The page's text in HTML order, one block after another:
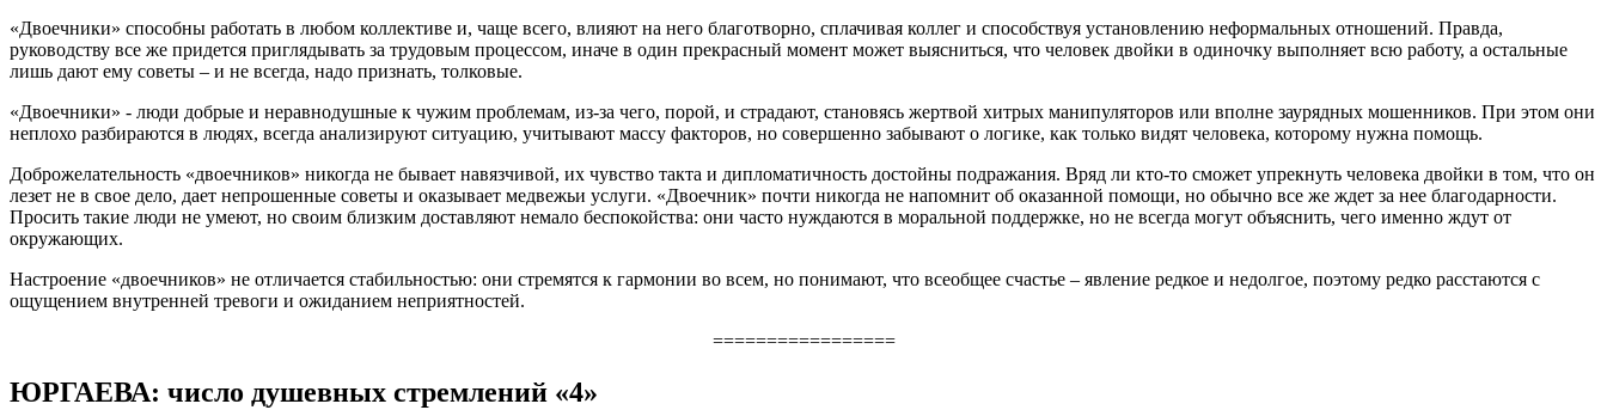
«Двоечники» способны работать в любом коллективе и, чаще всего, влияют на него благотворно, сплачивая коллег и способствуя установлению неформальных отношений. Правда,
руководству все же придется приглядывать за трудовым процессом, иначе в один прекрасный момент может выясниться, что человек двойки в одиночку выполняет всю работу, а остальные
лишь дают ему советы – и не всегда, надо признать, толковые.
«Двоечники» - люди добрые и неравнодушные к чужим проблемам, из-за чего, порой, и страдают, становясь жертвой хитрых манипуляторов или вполне заурядных мошенников. При этом они
неплохо разбираются в людях, всегда анализируют ситуацию, учитывают массу факторов, но совершенно забывают о логике, как только видят человека, которому нужна помощь.
Доброжелательность «двоечников» никогда не бывает навязчивой, их чувство такта и дипломатичность достойны подражания. Вряд ли кто-то сможет упрекнуть человека двойки в том, что он
лезет не в свое дело, дает непрошенные советы и оказывает медвежьи услуги. «Двоечник» почти никогда не напомнит об оказанной помощи, но обычно все же ждет за нее благодарности.
Просить такие люди не умеют, но своим близким доставляют немало беспокойства: они часто нуждаются в моральной поддержке, но не всегда могут объяснить, чего именно ждут от
окружающих.
Настроение «двоечников» не отличается стабильностью: они стремятся к гармонии во всем, но понимают, что всеобщее счастье – явление редкое и недолгое, поэтому редко расстаются с
ощущением внутренней тревоги и ожиданием неприятностей.
=================
ЮРГАЕВА: число душевных стремлений «4»